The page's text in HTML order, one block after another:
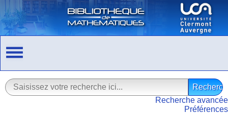
Recherche avancée
Préférences